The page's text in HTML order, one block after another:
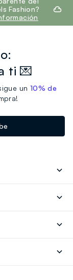
Fashion?
ti 💌
un 10% de